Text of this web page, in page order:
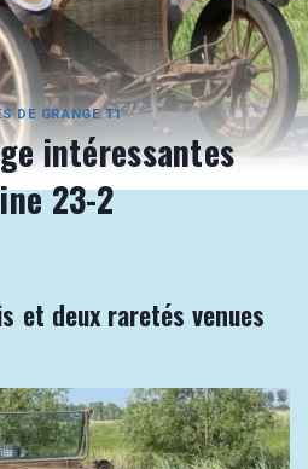
DE GRANGE T1
intéressantes
23-2
et deux raretés venues